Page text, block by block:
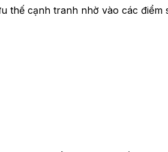
thế cạnh tranh nhờ vào các điểm